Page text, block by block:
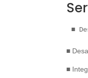
■
■
■